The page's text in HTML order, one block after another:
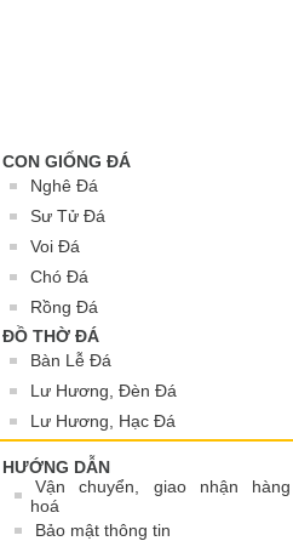
CON GIỐNG ĐÁ
Nghê Đá
Sư Tử Đá
Voi Đá
Chó Đá
Rồng Đá
ĐỒ THỜ ĐÁ
Bàn Lễ Đá
Lư Hương, Đèn Đá
Lư Hương, Hạc Đá
HƯỚNG DẪN
Vận chuyển, giao nhận hàng
hoá
Bảo mật thông tin